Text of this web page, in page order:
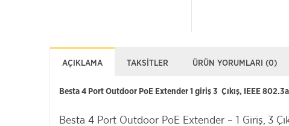
AÇIKLAMA TAKSITLER ÜRÜN YORUMLARI (0)
Besta 4 Port Outdoor PoE Extender 1 giriş 3 Çıkış, IEEE
Besta 4 Port Outdoor PoE Extender – 1 Giriş, 3